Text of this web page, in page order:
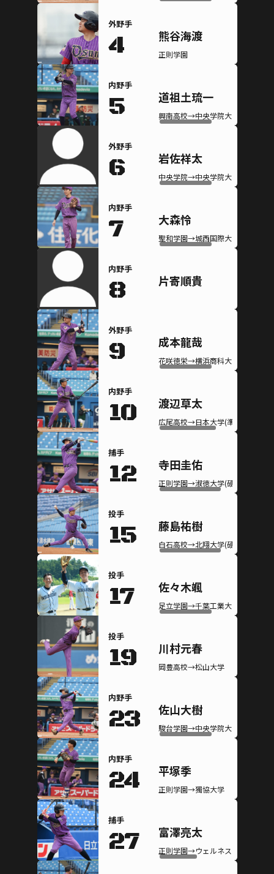
外野手
4 熊谷海渡
正則学園
内野手
5 道祖土琉一
興南高校→中央学院大学(硬式)
外野手
6 岩佐祥太
中央学院→中央学院大学(硬式)
内野手
7 大森怜
聖和学園→城西国際大学(硬式)
内野手
8 片寄順貴
外野手
9 成本龍哉
花咲徳栄→横浜商科大学(硬式)
内野手
10 渡辺草太
広尾高校→日本大学(準硬式)
捕手
12 寺田圭佑
正則学園→淑徳大学(硬式)
投手
15 藤島祐樹
白石高校→北翔大学(硬式)
投手
17 佐々木颯
足立学園→千葉工業大学(硬式)
投手
19 川村元春
岡豊高校→松山大学
内野手
23 佐山大樹
駿台学園→中央学院大学(硬式)
内野手
24 平塚季
正則学園→獨協大学
捕手
27 富澤亮太
正則学園→ウェルネススポーツ大